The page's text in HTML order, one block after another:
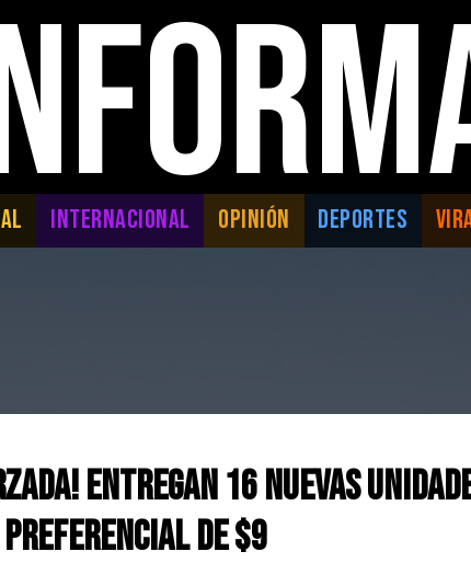
INTERNACIONAL OPINIÓN DEPORTES
Entregan 16 Nuevas
de $9